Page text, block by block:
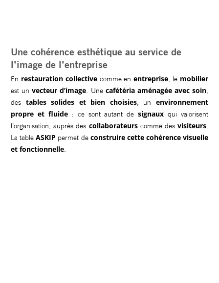
Une cohérence esthétique au service de
l’image de l’entreprise
En restauration collectivecomme enentreprise, le mobilier
est unvecteur d’image. Une cafétéria aménagée avec soin,
des tables solides et bien choisies, un environnement
propre et fluide : ce sont autant de signauxqui valorisent
l’organisation, auprès des collaborateurscomme des visiteurs.
La tableASKIP permet de construire cette cohérence visuelle
et fonctionnelle.